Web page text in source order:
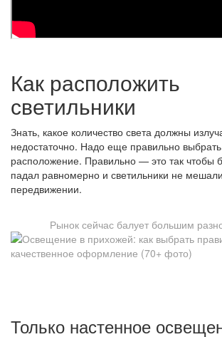
Как расположить
светильники
Знать, какое количество света должны
недостаточно. Надо еще правильно
расположение. Правильно — это так чтобы
падал равномерно и светильники не
передвижении.
Рынок сейчас балует большим
Только настенное